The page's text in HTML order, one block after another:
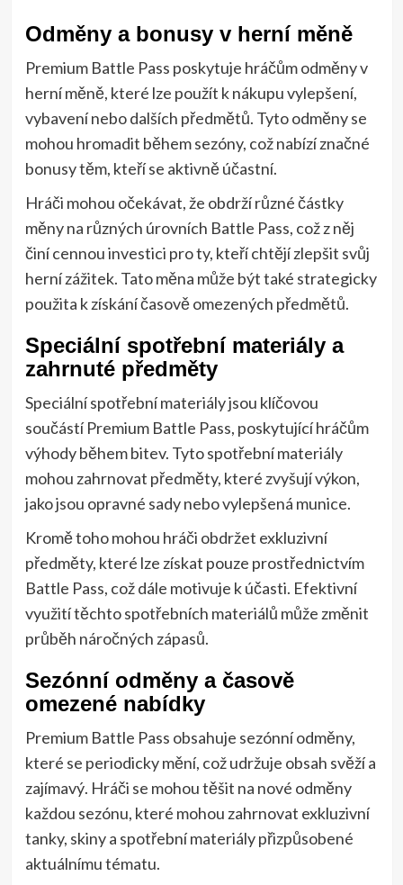
Odměny a bonusy v herní měně
Premium Battle Pass poskytuje hráčům odměny v
herní měně, které lze použít k nákupu vylepšení,
vybavení nebo dalších předmětů. Tyto odměny se
mohou hromadit během sezóny, což nabízí značné
bonusy těm, kteří se aktivně účastní.
Hráči mohou očekávat, že obdrží různé částky
měny na různých úrovních Battle Pass, což z něj
činí cennou investici pro ty, kteří chtějí zlepšit svůj
herní zážitek. Tato měna může být také strategicky
použita k získání časově omezených předmětů.
Speciální spotřební materiály a
zahrnuté předměty
Speciální spotřební materiály jsou klíčovou
součástí Premium Battle Pass, poskytující hráčům
výhody během bitev. Tyto spotřební materiály
mohou zahrnovat předměty, které zvyšují výkon,
jako jsou opravné sady nebo vylepšená munice.
Kromě toho mohou hráči obdržet exkluzivní
předměty, které lze získat pouze prostřednictvím
Battle Pass, což dále motivuje k účasti. Efektivní
využití těchto spotřebních materiálů může změnit
průběh náročných zápasů.
Sezónní odměny a časově
omezené nabídky
Premium Battle Pass obsahuje sezónní odměny,
které se periodicky mění, což udržuje obsah svěží a
zajímavý. Hráči se mohou těšit na nové odměny
každou sezónu, které mohou zahrnovat exkluzivní
tanky, skiny a spotřební materiály přizpůsobené
aktuálnímu tématu.